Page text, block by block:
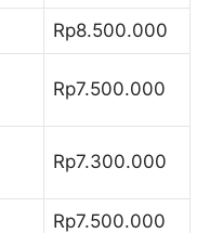
Rp8.500.000
Rp7.500.000
Rp7.300.000
Rp7.500.000